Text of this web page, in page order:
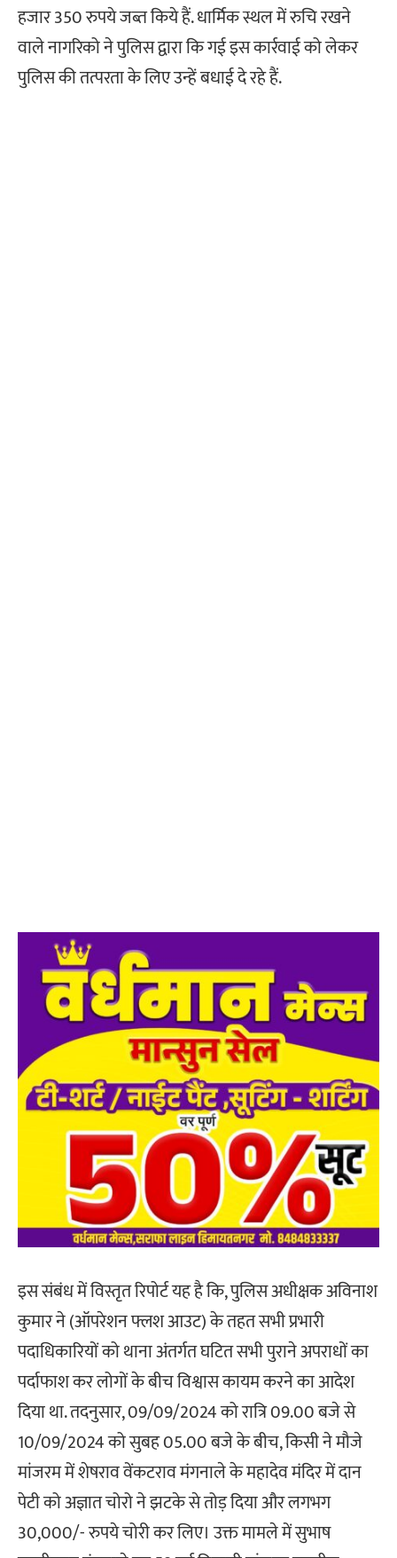
हजार 350 रुपये जब्त किये हैं. धार्मिक स्थल में रुचि रखने
वाले नागरिको ने पुलिस द्वारा कि गई इस कार्रवाई को लेकर
पुलिस की तत्परता के लिए उन्हें बधाई दे रहे हैं.
इस संबंध में विस्तृत रिपोर्ट यह है कि, पुलिस अधीक्षक अविनाश
कुमार ने (ऑपरेशन फ्लश आउट) के तहत सभी प्रभारी
पदाधिकारियों को थाना अंतर्गत घटित सभी पुराने अपराधों का
पर्दाफाश कर लोगों के बीच विश्वास कायम करने का आदेश
दिया था. तदनुसार, 09/09/2024 को रात्रि 09.00 बजे से
10/09/2024 को सुबह 05.00 बजे के बीच, किसी ने मौजे
मांजरम में शेषराव वेंकटराव मंगनाले के महादेव मंदिर में दान
पेटी को अज्ञात चोरो ने झटके से तोड़ दिया और लगभग
30,000/- रुपये चोरी कर लिए। उक्त मामले में सुभाष